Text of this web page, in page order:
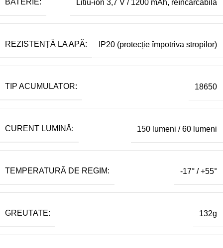
BATERIE: Litiu-ion 3,7 V / 1200 mAh, reîncărcabilă
REZISTENȚĂ LA APĂ: IP20 (protecție împotriva stropilor)
TIP ACUMULATOR: 18650
CURENT LUMINĂ: 150 lumeni / 60 lumeni
TEMPERATURĂ DE REGIM: -17° / +55°
GREUTATE: 132g